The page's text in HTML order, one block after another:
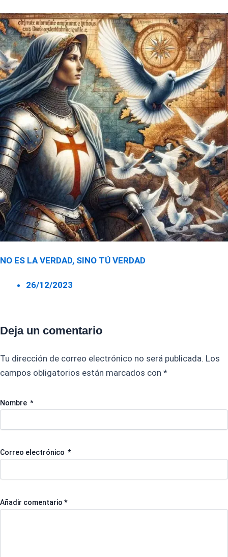
NO ES LA VERDAD, SINO TÚ VERDAD
26/12/2023
Deja un comentario
Tu dirección de correo electrónico no será publicada. Los
campos obligatorios están marcados con *
Nombre *
Correo electrónico *
Añadir comentario *